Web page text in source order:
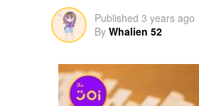
Published 3 years ago
By Whalien 52